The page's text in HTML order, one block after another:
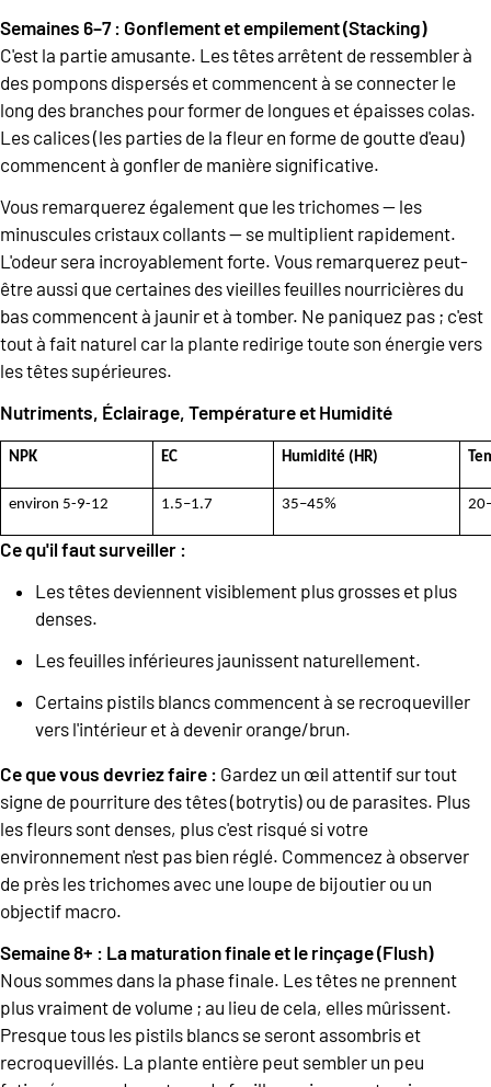
Semaines 6–7 : Gonflement et empilement (Stacking)
C'est la partie amusante. Les têtes arrêtent de ressembler à
des pompons dispersés et commencent à se connecter le
long des branches pour former de longues et épaisses colas.
Les calices (les parties de la fleur en forme de goutte d'eau)
commencent à gonfler de manière significative.
Vous remarquerez également que les trichomes — les
minuscules cristaux collants — se multiplient rapidement.
L'odeur sera incroyablement forte. Vous remarquerez peut-
être aussi que certaines des vieilles feuilles nourricières du
bas commencent à jaunir et à tomber. Ne paniquez pas ; c'est
tout à fait naturel car la plante redirige toute son énergie vers
les têtes supérieures.
Nutriments, Éclairage, Température et Humidité
NPK EC Humidité (HR)
environ 5-9-12 1.5–1.7 35–45%
Ce qu'il faut surveiller :
Les têtes deviennent visiblement plus grosses et plus
denses.
Les feuilles inférieures jaunissent naturellement.
Certains pistils blancs commencent à se recroqueviller
vers l'intérieur et à devenir orange/brun.
Ce que vous devriez faire : Gardez un œil attentif sur tout
signe de pourriture des têtes (botrytis) ou de parasites. Plus
les fleurs sont denses, plus c'est risqué si votre
environnement n'est pas bien réglé. Commencez à observer
de près les trichomes avec une loupe de bijoutier ou un
objectif macro.
Semaine 8+ : La maturation finale et le rinçage (Flush)
Nous sommes dans la phase finale. Les têtes ne prennent
plus vraiment de volume ; au lieu de cela, elles mûrissent.
Presque tous les pistils blancs se seront assombris et
recroquevillés. La plante entière peut sembler un peu